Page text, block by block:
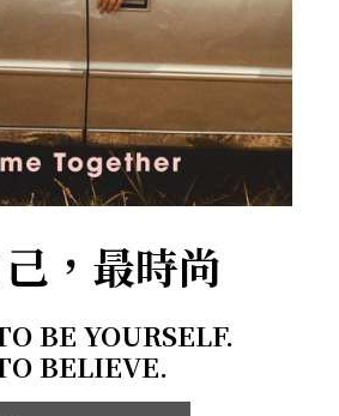
，最時尚
BE YOURSELF.
BELIEVE.